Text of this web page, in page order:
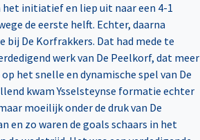
het initiatief en liep uit naar een 4-1
de eerste helft. Echter, daarna
bij De Korfrakkers. Dat had mede te
werk van De Peelkorf, dat meer
het snelle en dynamische spel van De
kwam Ysselsteynse formatie echter
moeilijk onder de druk van De
en zo waren de goals schaars in het